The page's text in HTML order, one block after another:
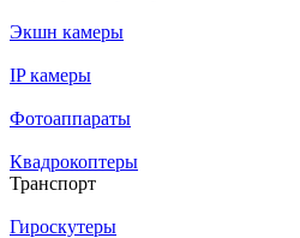
Экшн камеры
IP камеры
Фотоаппараты
Квадрокоптеры
Транспорт
Гироскутеры